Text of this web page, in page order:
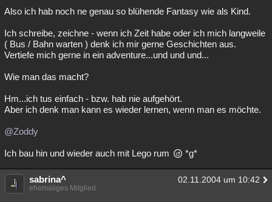
Also ich hab noch ne genau so blühende Fantasy wie als Kind.
Ich schreibe, zeichne - wenn ich Zeit habe oder ich mich langweile
( Bus / Bahn warten ) denk ich mir gerne Geschichten aus.
Vertiefe mich gerne in ein adventure...und und und...
Wie man das macht?
Hm...ich tus einfach - bzw. hab nie aufgehört.
Aber ich denk man kann es wieder lernen, wenn man es möchte.
@Zoddy
Ich bau hin und wieder auch mit Lego rum *g*
sabrina^ 02.11.2004 um 10:42
ehemaliges Mitglied